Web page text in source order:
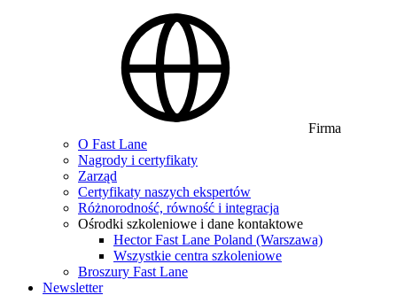
Firma
O Fast Lane
Nagrody i certyfikaty
Zarząd
Certyfikaty naszych ekspertów
Różnorodność, równość i integracja
Ośrodki szkoleniowe i dane kontaktowe
Hector Fast Lane Poland (Warszawa)
Wszystkie centra szkoleniowe
Broszury Fast Lane
Newsletter